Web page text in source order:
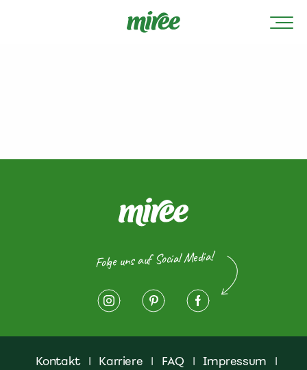
Folge uns auf Social Media!
Kontakt | Karriere | FAQ | Impressum
|